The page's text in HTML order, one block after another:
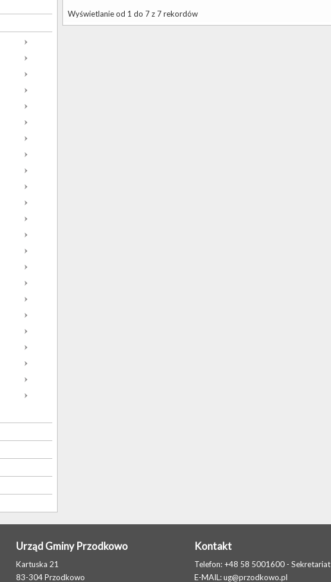
Wyświetlanie od 1 do 7 z 7 rekordów
Urząd Gminy Przodkowo
Kartuska 21
83-304 Przodkowo
Kontakt
Telefon: +48 58 5001600 - Sekretariat
E-MAIL:ug@przodkowo.pl